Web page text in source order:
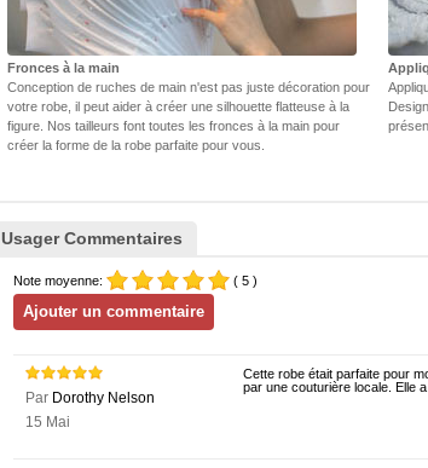
Fronces à la main
Conception de ruches de main n'est pas juste décoration pour
votre robe, il peut aider à créer une silhouette flatteuse à la
figure. Nos tailleurs font toutes les fronces à la main pour
créer la forme de la robe parfaite pour vous.
Usager Commentaires
Note moyenne: ( 5 )
Par Dorothy Nelson
15 Mai
Cette robe était parfaite pour
par une couturière locale. Elle